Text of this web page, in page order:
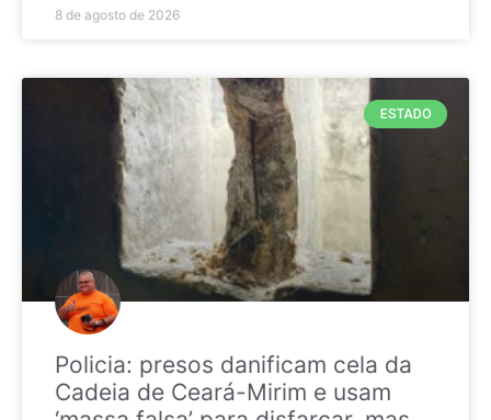
8 de agosto de 2026
ESTADO
Policia: presos danificam cela da
Cadeia de Ceará-Mirim e usam